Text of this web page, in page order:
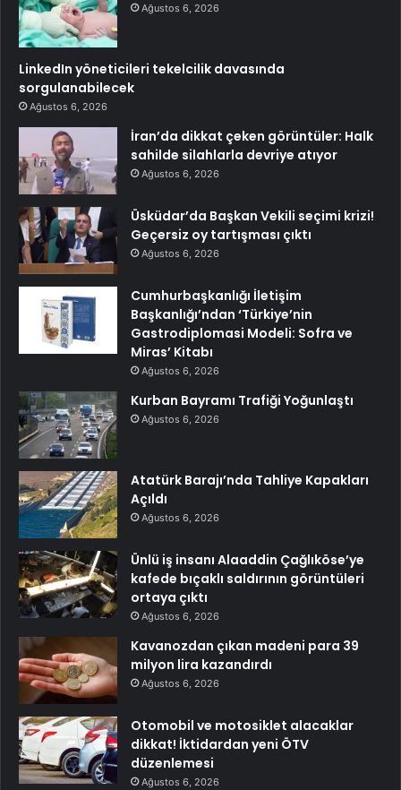
Ağustos 6, 2026
LinkedIn yöneticileri tekelcilik davasında
sorgulanabilecek
Ağustos 6, 2026
İran’da dikkat çeken görüntüler: Halk
sahilde silahlarla devriye atıyor
Ağustos 6, 2026
Üsküdar’da Başkan Vekili seçimi krizi!
Geçersiz oy tartışması çıktı
Ağustos 6, 2026
Cumhurbaşkanlığı İletişim
Başkanlığı’ndan ‘Türkiye’nin
Gastrodiplomasi Modeli: Sofra ve
Miras’ Kitabı
Ağustos 6, 2026
Kurban Bayramı Trafiği Yoğunlaştı
Ağustos 6, 2026
Atatürk Barajı’nda Tahliye Kapakları
Açıldı
Ağustos 6, 2026
Ünlü iş insanı Alaaddin Çağlıköse’ye
kafede bıçaklı saldırının görüntüleri
ortaya çıktı
Ağustos 6, 2026
Kavanozdan çıkan madeni para 39
milyon lira kazandırdı
Ağustos 6, 2026
Otomobil ve motosiklet alacaklar
dikkat! İktidardan yeni ÖTV
düzenlemesi
Ağustos 6, 2026